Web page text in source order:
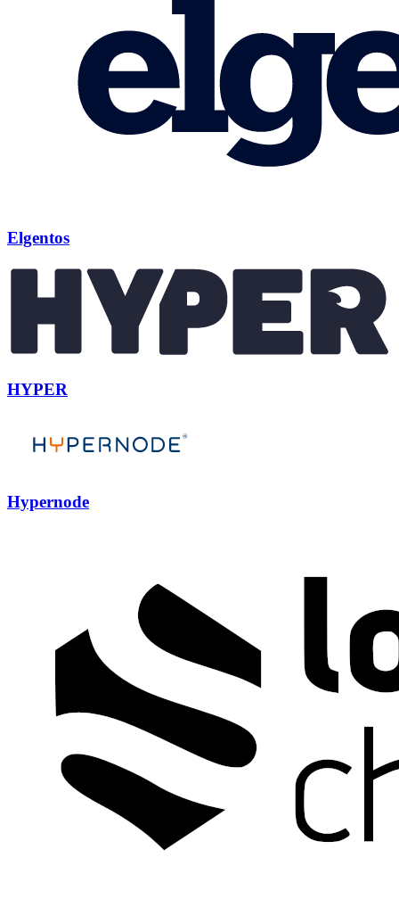
Elgentos
HYPER
Hypernode